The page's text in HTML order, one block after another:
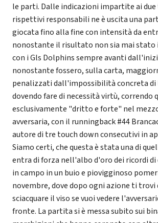
le parti. Dalle indicazioni impartite ai due
rispettivi responsabili ne è uscita una
giocata fino alla fine con intensità da
nonostante il risultato non sia mai stato
con i Gls Dolphins sempre avanti
nonostante fossero, sulla carta,
penalizzati dall'impossibilità concreta di
dovendo fare di necessità virtù, correndo
esclusivamente "dritto e forte" nel
avversaria, con il runningback #44
autore di tre touch down consecutivi in
Siamo certi, che questa è stata una di
entra di forza nell'albo d'oro dei ricordi
in campo in un buio e piovigginoso
novembre, dove dopo ogni azione ti
sciacquare il viso se vuoi vedere
fronte. La partita si è messa subito sui